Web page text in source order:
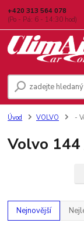
+420 313 564 078
(Po - Pá: 6 - 14:30 hod)
Úvod VOLVO -
Volvo
Nejnovější